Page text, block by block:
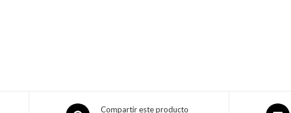
Compartir este producto